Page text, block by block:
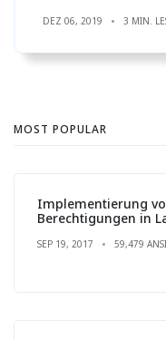
DEZ 06, 2019 3 MIN.
MOST POPULAR
Implementierung
Berechtigungen in
SEP 19, 2017 59,479